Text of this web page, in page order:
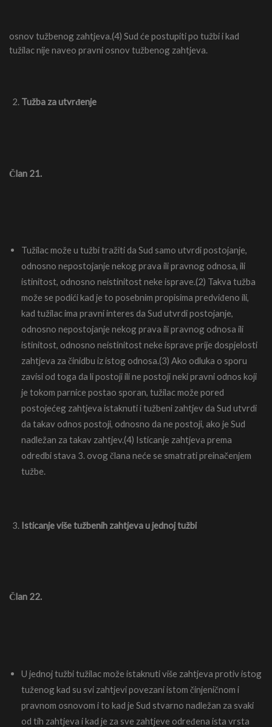
osnov tužbenog zahtjeva.(4) Sud će postupiti po tužbi i kad
tužilac nije naveo pravni osnov tužbenog zahtjeva.
Tužba za utvrđenje
Član 21.
Tužilac može u tužbi tražiti da Sud samo utvrdi postojanje,
odnosno nepostojanje nekog prava ili pravnog odnosa, ili
istinitost, odnosno neistinitost neke isprave.(2) Takva tužba
može se podići kad je to posebnim propisima predviđeno ili,
kad tužilac ima pravni interes da Sud utvrdi postojanje,
odnosno nepostojanje nekog prava ili pravnog odnosa ili
istinitost, odnosno neistinitost neke isprave prije dospjelosti
zahtjeva za činidbu iz istog odnosa.(3) Ako odluka o sporu
zavisi od toga da li postoji ili ne postoji neki pravni odnos koji
je tokom parnice postao sporan, tužilac može pored
postojećeg zahtjeva istaknuti i tužbeni zahtjev da Sud utvrdi
da takav odnos postoji, odnosno da ne postoji, ako je Sud
nadležan za takav zahtjev.(4) Isticanje zahtjeva prema
odredbi stava 3. ovog člana neće se smatrati preinačenjem
tužbe.
Isticanje više tužbenih zahtjeva u jednoj tužbi
Član 22.
U jednoj tužbi tužilac može istaknuti više zahtjeva protiv istog
tuženog kad su svi zahtjevi povezani istom činjeničnom i
pravnom osnovom i to kad je Sud stvarno nadležan za svaki
od tih zahtjeva i kad je za sve zahtjeve određena ista vrsta